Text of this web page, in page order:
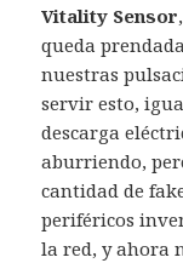
Vitality Sensor
queda
nuestras
servir esto,
descarga
aburriendo,
cantidad de
periféricos
la red, y ahora